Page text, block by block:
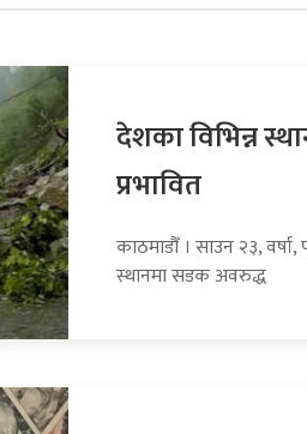
देशका विभिन्न
प्रभावित
काठमाडौँ । साउन २३,
स्थानमा सडक अवरुद्ध